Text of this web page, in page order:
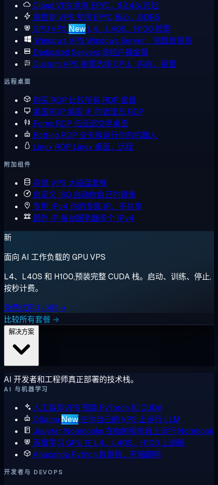
Cloud VPS 共享 EPYC，$2.48/月起
高性能 VPS 专用 EPYC 核心，DDR5
GPU VPS New L4、L40S、H100 按需
Windows VPS Windows Server，完整管理员
Dedicated Servers 单租户裸金属
Custom VPS 按需选择 CPU、内存、磁盘
远程桌面
购买 RDP 比较所有 RDP 套餐
美国RDP 美国 IP 的管理员 RDP
Forex RDP 低延迟交易桌面
Botting RDP 全天候运行你的机器人
Linux RDP Linux 桌面，远程
附加组件
存储 VPS 大磁盘套餐
自定义 ISO 启动你自己的镜像
专用 IPv4 你的专属 IP，不共享
额外 IP 每台服务器多个 IPv4
新
面向 AI 工作负载的 GPU VPS
L4、L40S 和 H100,预装完整 CUDA 栈。启动、训练、停止,
按秒计费。
免费试用 1 小时 →
比较所有套餐 →
AI 开发者和工程师真正部署的技术栈。
AI 与机器学习
人工智能VPS 预装 PyTorch 和 CUDA
Ollama New在你自己的 VPS 上运行 LLM
Jupyter Notebooks 在你的服务器上运行 Notebook
深度学习 GPU 在 L4、L40S、H100 上训练
Anaconda Python 数据栈，开箱即用
开发者与 DEVOPS